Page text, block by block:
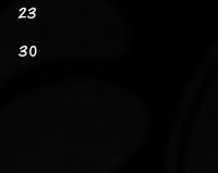
23
30